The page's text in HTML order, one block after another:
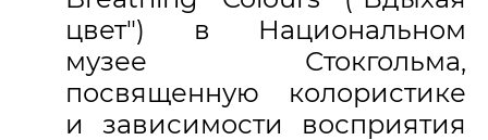
цвет") в Национальном
музее Стокгольма,
посвященную колористике
и зависимости восприятия